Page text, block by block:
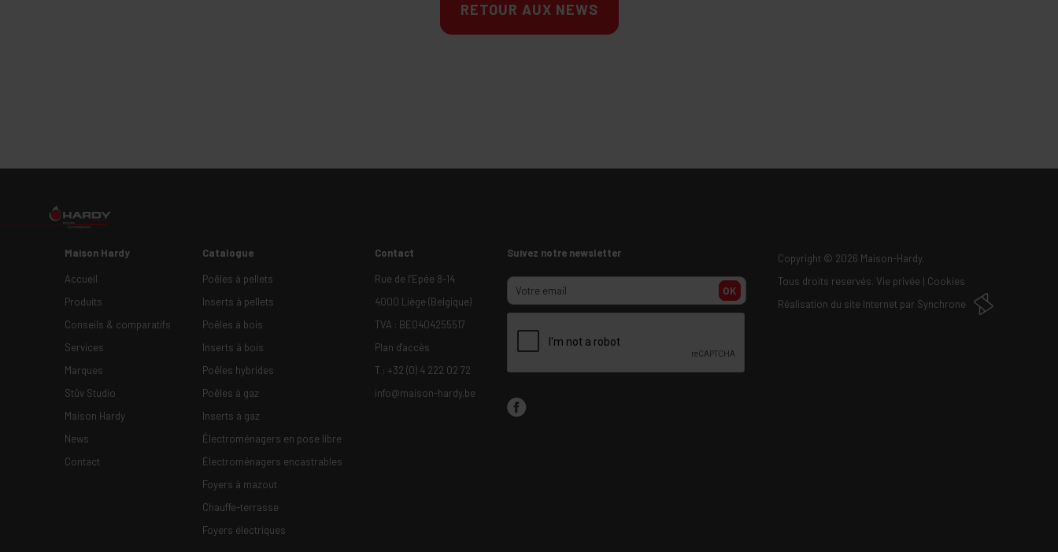
RETOUR AUX NEWS
Maison Hardy
Accueil
Produits
Conseils & comparatifs
Services
Marques
Stûv Studio
Maison Hardy
News
Contact
Catalogue
Poêles à pellets
Inserts à pellets
Poêles à bois
Inserts à bois
Poêles hybrides
Poêles à gaz
Inserts à gaz
Électroménagers en pose libre
Électroménagers encastrables
Foyers à mazout
Chauffe-terrasse
Foyers électriques
Contact
Rue de l’Epée 8-14
4000 Liège (Belgique)
TVA : BE0404255517
Plan d'accès
T : +32 (0) 4 222 02 72
info@maison-hardy.be
Suivez notre newsletter
OK
Copyright © 2026 Maison-Hardy.
Tous droits reservés. Vie privée
Cookies
Réalisation du site Internet par Synchrone